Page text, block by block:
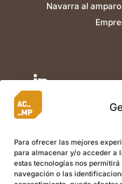
Para ofrecer las mejores
para almacenar y/o acceder a
estas tecnologías nos
navegación o las
Navarra al

